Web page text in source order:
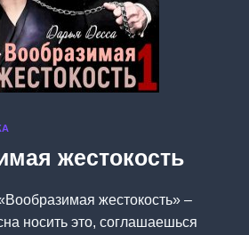
жестокость
жестокость» –
носить это, соглашаешься